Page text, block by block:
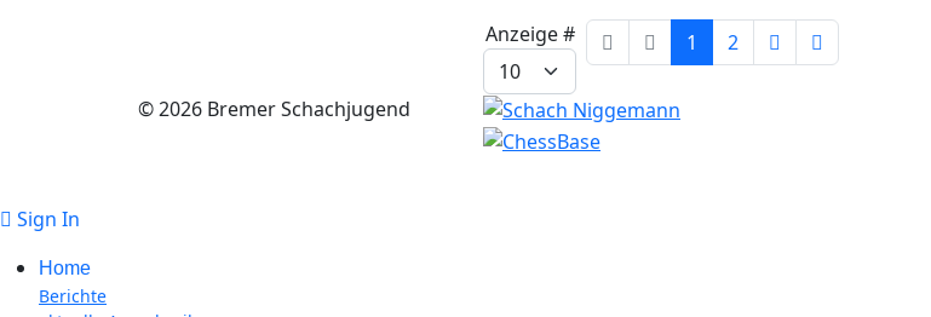
Pagination List Limit
Anzeige # 1 2
© 2026 Bremer Schachjugend
Sign In
Home
Berichte